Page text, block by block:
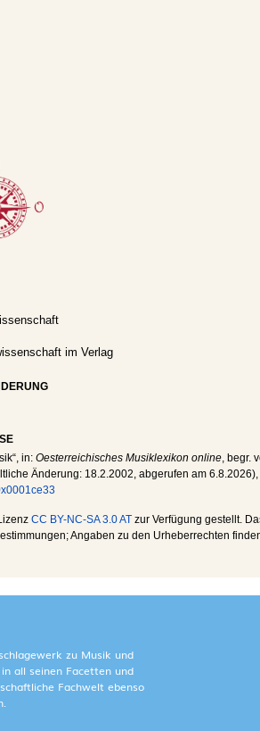
im Verlag
in: Oesterreichisches Musiklexikon online , begr.
Änderung: 18.2.2002 , abgerufen am 6.8.2026),
CC BY-NC-SA 3.0 AT zur Verfügung gestellt.
Angaben zu den Urheberrechten
zu Musik und
all seinen Facetten und
Fachwelt ebenso